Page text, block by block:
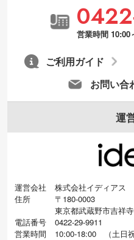
営業時間 10:00
お問い合
ご利用ガイド
運
運営会社
株式会社イディアス
住所
〒180-0003
東京都武蔵野市吉祥
電話番号
0422-29-9911
営業時間
10:00-18:00 （土日